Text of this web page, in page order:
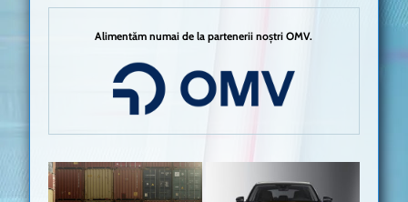
Alimentăm numai de la partenerii noștri OMV.